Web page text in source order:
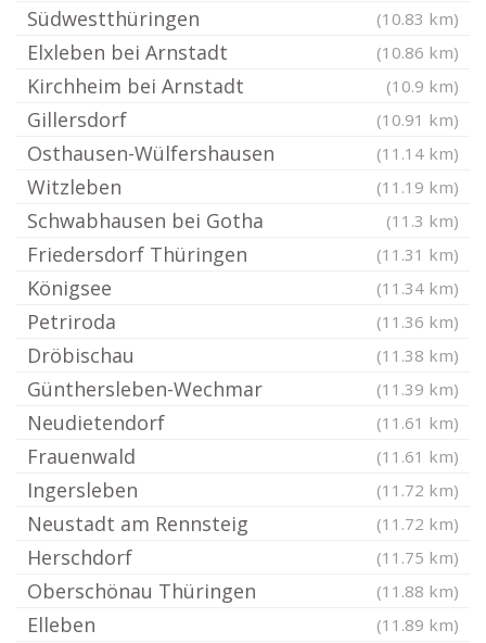
Südwestthüringen (10.83 km)
Elxleben bei Arnstadt (10.86 km)
Kirchheim bei Arnstadt (10.9 km)
Gillersdorf (10.91 km)
Osthausen-Wülfershausen (11.14 km)
Witzleben (11.19 km)
Schwabhausen bei Gotha (11.3 km)
Friedersdorf Thüringen (11.31 km)
Königsee (11.34 km)
Petriroda (11.36 km)
Dröbischau (11.38 km)
Günthersleben-Wechmar (11.39 km)
Neudietendorf (11.61 km)
Frauenwald (11.61 km)
Ingersleben (11.72 km)
Neustadt am Rennsteig (11.72 km)
Herschdorf (11.75 km)
Oberschönau Thüringen (11.88 km)
Elleben (11.89 km)